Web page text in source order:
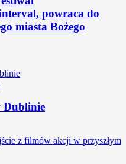
powraca do
miasta Bożego
Dublinie